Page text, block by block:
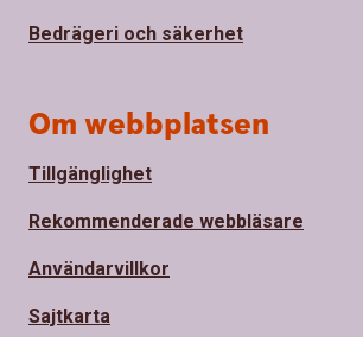
Bedrägeri och säkerhet
Om webbplatsen
Tillgänglighet
Rekommenderade webbläsare
Användarvillkor
Sajtkarta